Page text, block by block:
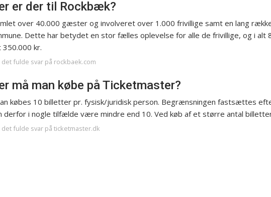
er der til Rockbæk?
over 40.000 gæster og involveret over 1.000 frivillige samt en lang
Dette har betydet en stor fælles oplevelse for alle de frivillige, og i alt
kr.
det fulde svar på rockbaek.com
må man købe på Ticketmaster?
købes 10 billetter pr. fysisk/juridisk person. Begrænsningen fastsættes
i nogle tilfælde være mindre end 10. Ved køb af et større antal
det fulde svar på ticketmaster.dk